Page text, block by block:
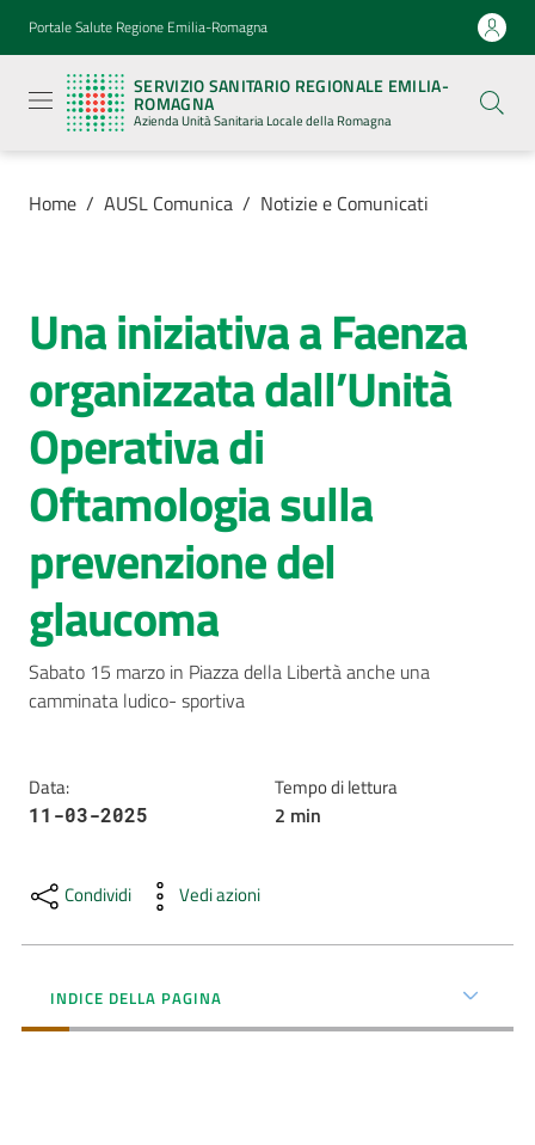
Vai al contenuto
Vai alla navigazione
Vai al footer
Portale Salute Regione Emilia-Romagna
SERVIZIO SANITARIO REGIONALE EMILIA-
ROMAGNA
Azienda Unità Sanitaria Locale della Romagna
Sanitario
Regionale
Emilia-
Romagna
Azienda
Sanitaria
Locale della
Azienda
Servizi
Luoghi
di
cura
AUSL
Comunica
Carta
dei
Dedicato
a...
Bandi
e
Home / AUSL Comunica / Notizie e Comunicati
Salta al contenuto
Una iniziativa a Faenza
organizzata dall’Unità
Operativa di
Oftamologia sulla
prevenzione del
glaucoma
Sabato 15 marzo in Piazza della Libertà anche una
camminata ludico- sportiva
Data:
11-03-2025
Tempo di lettura
2 min
Condividi Vedi azioni
INDICE DELLA PAGINA